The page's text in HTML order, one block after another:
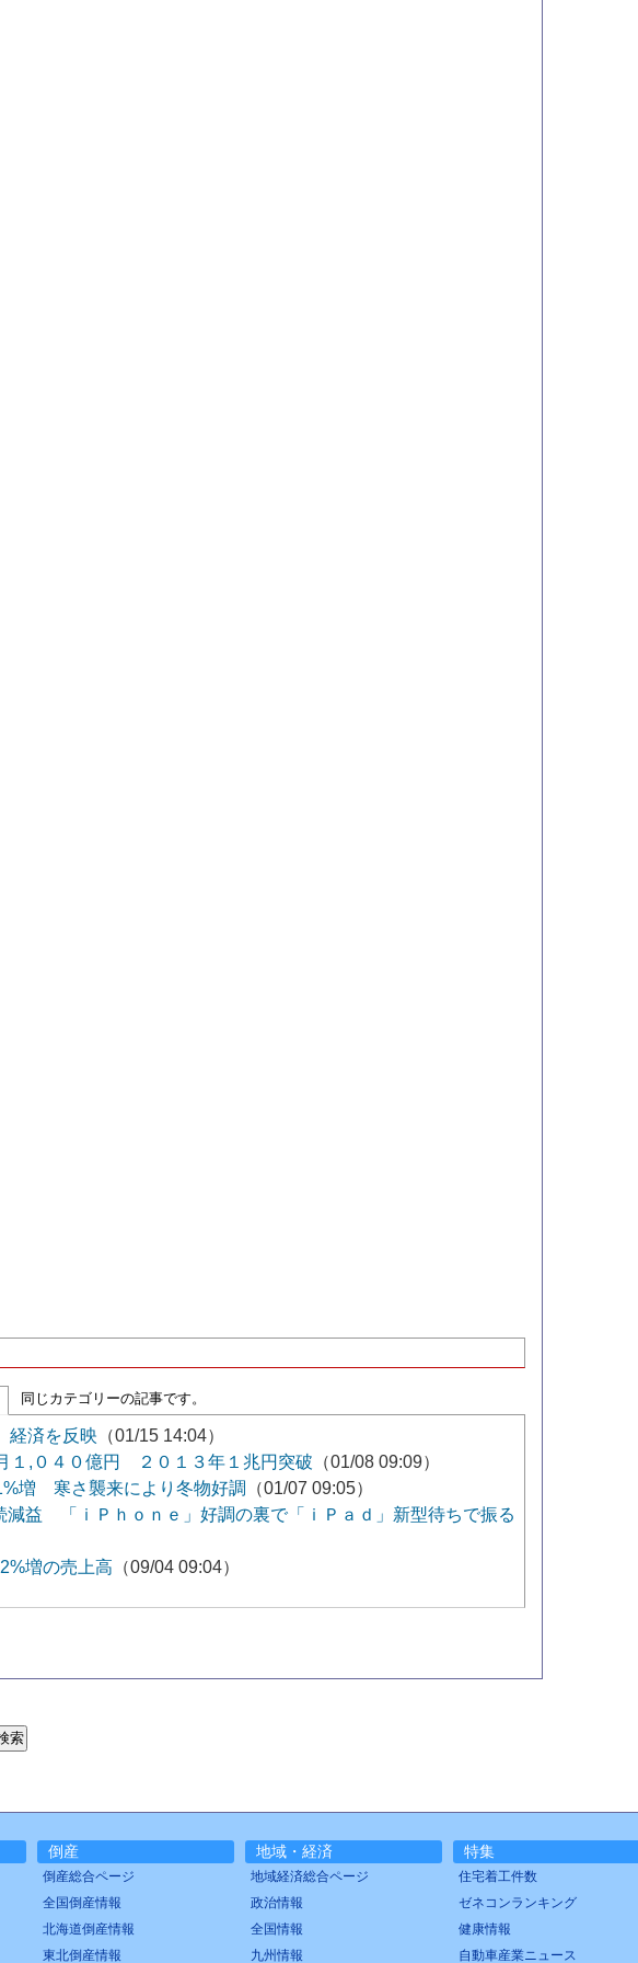
同じカテゴリーの記事です。
経済を反映 （01/15 14:04）
１,０４０億円 ２０１３年１兆円突破 （01/08 09:09）
増 寒さ襲来により冬物好調
（01/07 09:05）
益 「ｉＰｈｏｎｅ」好調の裏で「ｉＰａｄ」新型待ちで振る
増の売上高 （09/04 09:04）
倒産
倒産総合ページ
全国倒産情報
北海道倒産情報
東北倒産情報
地域・経済
地域経済総合ページ
政治情報
全国情報
九州情報
特集
住宅着工件数
ゼネコンランキング
健康情報
自動車産業ニュース